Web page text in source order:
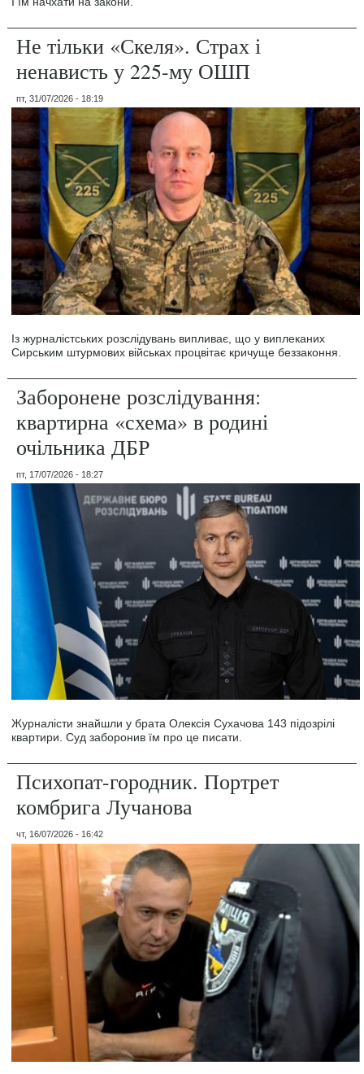
Не тільки «Скеля». Страх і
ненависть у 225-му ОШП
пт, 31/07/2026 - 18:19
Із журналістських розслідувань випливає, що у виплеканих
Сирським штурмових військах процвітає кричуще беззаконня.
Заборонене розслідування:
квартирна «схема» в родині
очільника ДБР
пт, 17/07/2026 - 18:27
Журналісти знайшли у брата Олексія Сухачова 143 підозрілі
квартири. Суд заборонив їм про це писати.
Психопат-городник. Портрет
комбрига Лучанова
чт, 16/07/2026 - 16:42